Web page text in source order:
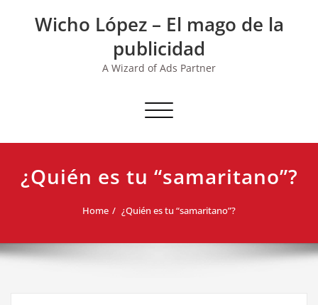
Wicho López – El mago de la
publicidad
A Wizard of Ads Partner
Toggle navigation
¿Quién es tu “samaritano”?
Home ¿Quién es tu “samaritano”?